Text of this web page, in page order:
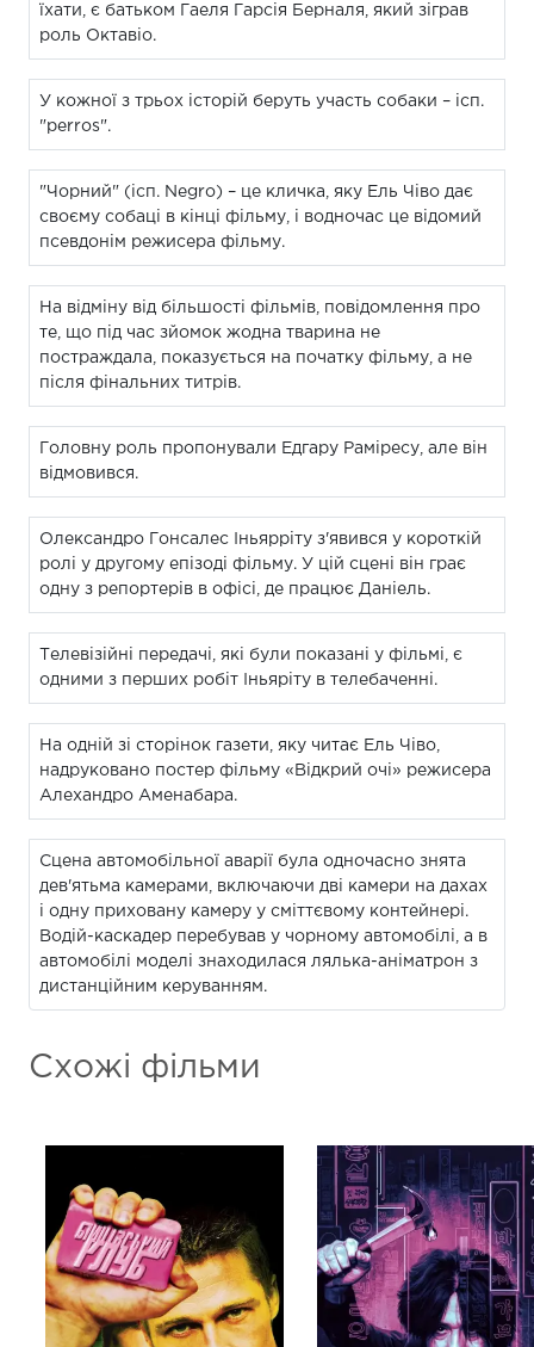
їхати, є батьком Гаеля Гарсія Берналя, який зіграв
роль Октавіо.
У кожної з трьох історій беруть участь собаки – ісп.
"perros".
"Чорний" (ісп. Negro) – це кличка, яку Ель Чіво дає
своєму собаці в кінці фільму, і водночас це відомий
псевдонім режисера фільму.
На відміну від більшості фільмів, повідомлення про
те, що під час зйомок жодна тварина не
постраждала, показується на початку фільму, а не
після фінальних титрів.
Головну роль пропонували Едгару Раміресу, але він
відмовився.
Олександро Гонсалес Іньярріту з'явився у короткій
ролі у другому епізоді фільму. У цій сцені він грає
одну з репортерів в офісі, де працює Даніель.
Телевізійні передачі, які були показані у фільмі, є
одними з перших робіт Іньяріту в телебаченні.
На одній зі сторінок газети, яку читає Ель Чіво,
надруковано постер фільму «Відкрий очі» режисера
Алехандро Аменабара.
Сцена автомобільної аварії була одночасно знята
дев'ятьма камерами, включаючи дві камери на дахах
і одну приховану камеру у сміттєвому контейнері.
Водій-каскадер перебував у чорному автомобілі, а в
автомобілі моделі знаходилася лялька-аніматрон з
дистанційним керуванням.
Схожі фільми